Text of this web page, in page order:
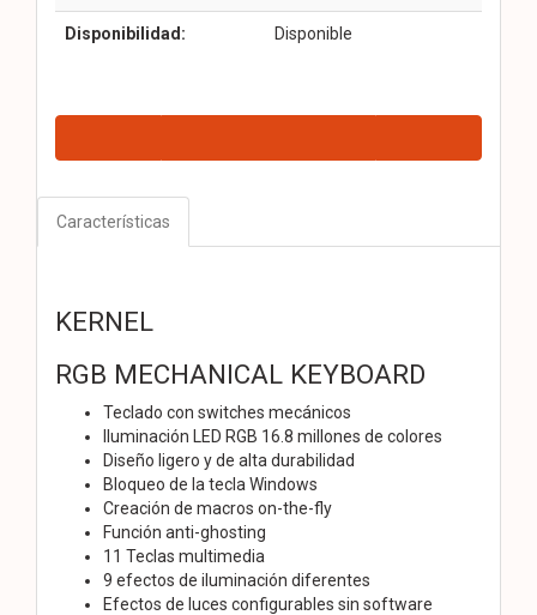
Disponibilidad: Disponible
Características
KERNEL
RGB MECHANICAL KEYBOARD
Teclado con switches mecánicos
Iluminación LED RGB 16.8 millones de colores
Diseño ligero y de alta durabilidad
Bloqueo de la tecla Windows
Creación de macros on-the-fly
Función anti-ghosting
11 Teclas multimedia
9 efectos de iluminación diferentes
Efectos de luces configurables sin software